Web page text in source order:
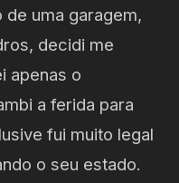
uma garagem,
decidi me
apenas o
a ferida para
fui muito legal
o seu estado.